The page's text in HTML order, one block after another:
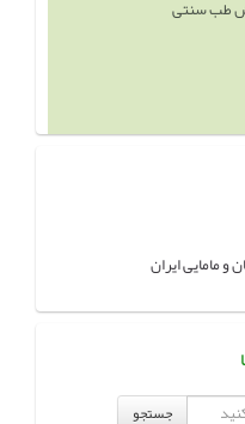
مامایی ایران
جستجو